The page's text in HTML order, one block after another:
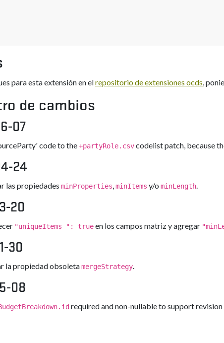
para esta extensión en elrepositorio de extensiones ocds,
de cambios
07
code to the+partyRole.csvcodelist patch, because
24
las propiedades minProperties,minItems y/o minLength.
20
"uniqueItems ": trueen los campos matriz y agregar
30
la propiedad obsoletamergeStrategy.
08
required and non-nullable to support